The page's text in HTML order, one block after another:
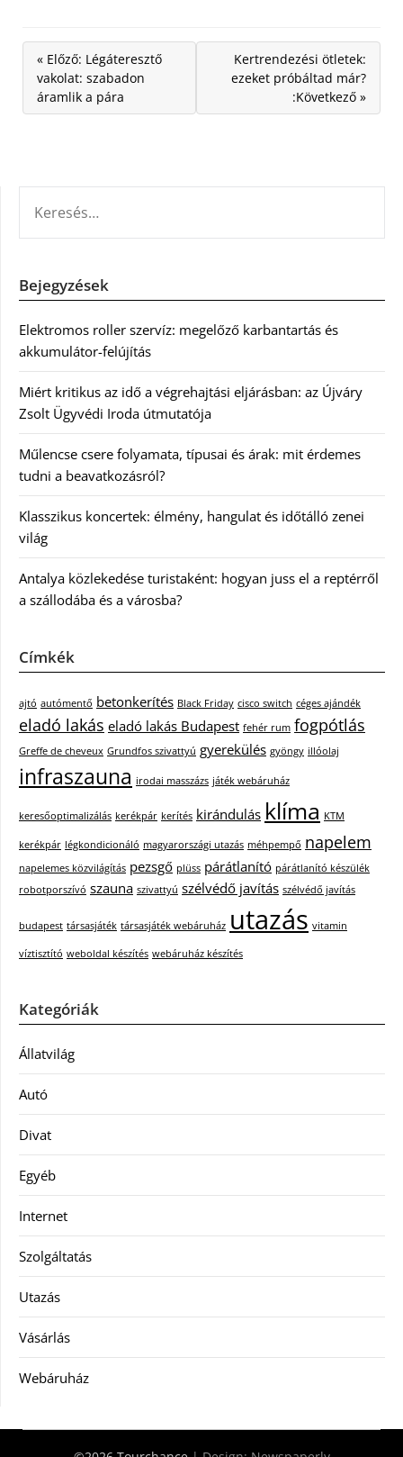
« Előző: Légáteresztő
vakolat: szabadon
áramlik a pára
Kertrendezési ötletek:
ezeket próbáltad már?
:Következő »
Bejegyzések
Elektromos roller szervíz: megelőző karbantartás és
akkumulátor-felújítás
Miért kritikus az idő a végrehajtási eljárásban: az Újváry
Zsolt Ügyvédi Iroda útmutatója
Műlencse csere folyamata, típusai és árak: mit érdemes
tudni a beavatkozásról?
Klasszikus koncertek: élmény, hangulat és időtálló zenei
világ
Antalya közlekedése turistaként: hogyan juss el a reptérről
a szállodába és a városba?
Címkék
ajtó autómentő betonkerítés Black Friday cisco switch céges ajándék
eladó lakás eladó lakás Budapest fehér rum fogpótlás
Greffe de cheveux Grundfos szivattyú gyerekülés gyöngy illóolaj
infraszauna irodai masszázs játék webáruház
keresőoptimalizálás kerékpár kerítés kirándulás klíma KTM
kerékpár légkondicionáló magyarországi utazás méhpempő napelem
napelemes közvilágítás pezsgő plüss párátlanító párátlanító készülék
robotporszívó szauna szivattyú szélvédő javítás szélvédő javítás
budapest társasjáték társasjáték webáruház utazás vitamin
víztisztító weboldal készítés webáruház készítés
Kategóriák
Állatvilág
Autó
Divat
Egyéb
Internet
Szolgáltatás
Utazás
Vásárlás
Webáruház